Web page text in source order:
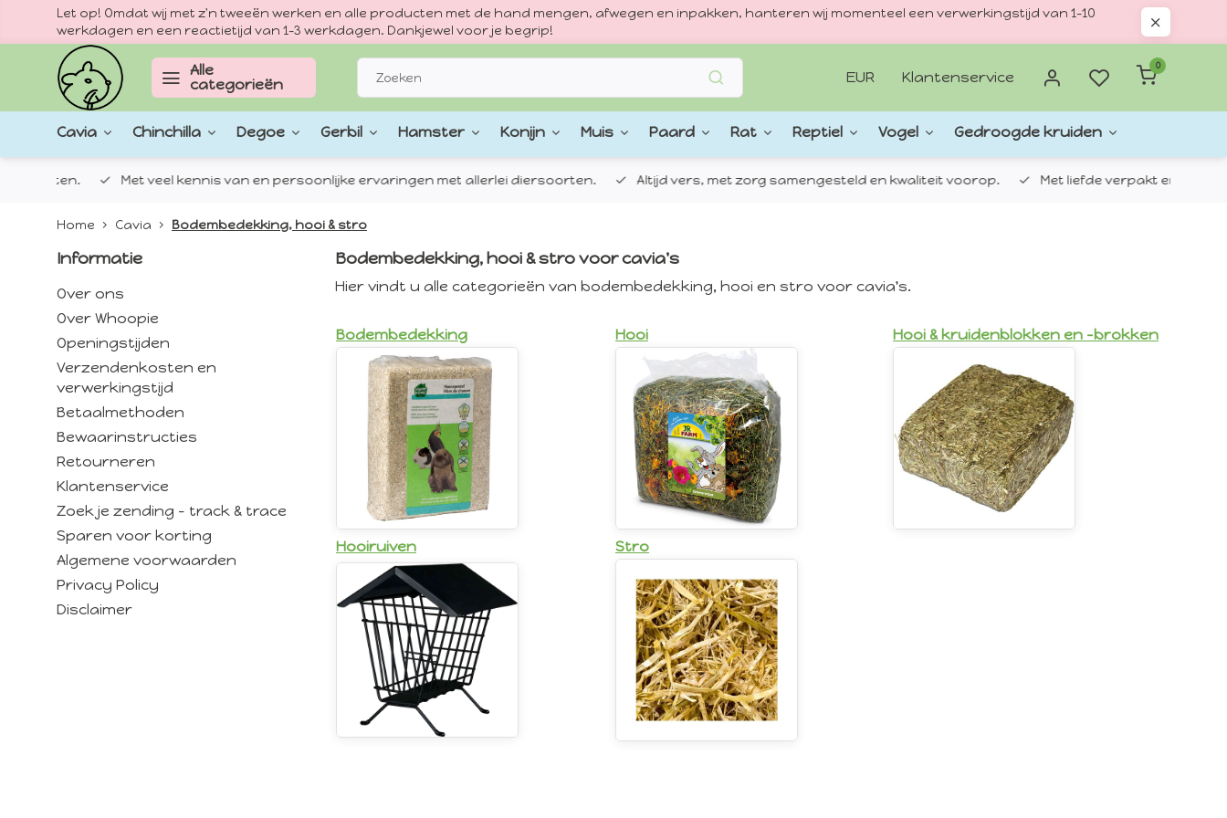
Let op! Omdat wij met z'n tweeën werken en alle producten met de hand mengen, afwegen en inpakken, hanteren wij momenteel een verwerkingstijd van 1–10
werkdagen en een reactietijd van 1–3 werkdagen. Dankjewel voor je begrip!
Alle
categorieën
EUR Klantenservice
0
Cavia Chinchilla Degoe Gerbil Hamster Konijn Muis Paard Rat Reptiel Vogel Gedroogde kruiden
Met veel kennis van en persoonlijke ervaringen met allerlei diersoorten. Altijd vers, met zorg samengesteld en kwaliteit voorop. Met liefde verpakt en verzonden.
Home Cavia Bodembedekking, hooi & stro
Informatie
Over ons
Over Whoopie
Openingstijden
Verzendenkosten en
verwerkingstijd
Betaalmethoden
Bewaarinstructies
Retourneren
Klantenservice
Zoek je zending - track & trace
Sparen voor korting
Algemene voorwaarden
Privacy Policy
Disclaimer
Bodembedekking, hooi & stro voor cavia's
Hier vindt u alle categorieën van bodembedekking, hooi en stro voor cavia's.
Bodembedekking Hooi Hooi & kruidenblokken en -brokken
Hooiruiven Stro